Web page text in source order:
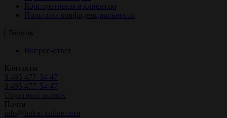
Корпоративным клиентам
Политика конфиденциальности
Помощь
Вопрос-ответ
Контакты
8 495 477-54-47
8 495 477-54-47
Почта
info@buket-online.com